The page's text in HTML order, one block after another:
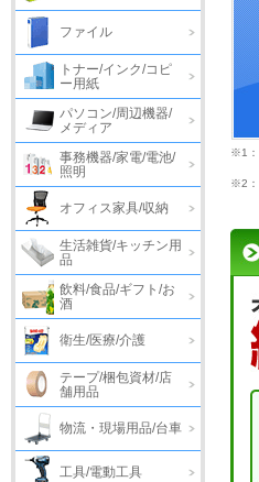
ファイル
トナー/インク/コピ
ー用紙
パソコン/周辺機器/
メディア
事務機器/家電/電池/
照明
オフィス家具/収納
生活雑貨/キッチン用
品
飲料/食品/ギフト/お
酒
衛生/医療/介護
テープ/梱包資材/店
舗用品
物流・現場用品/台車
工具/電動工具
※1：
※2：